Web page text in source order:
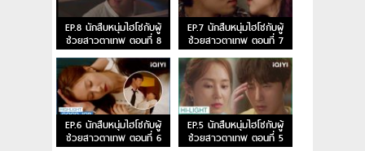
EP.8 นักสืบหนุ่มไฮโซกับผู้
ช่วยสาวตาเทพ ตอนที่ 8
EP.7 นักสืบหนุ่มไฮโซกับผู้
ช่วยสาวตาเทพ ตอนที่ 7
EP.6 นักสืบหนุ่มไฮโซกับผู้
ช่วยสาวตาเทพ ตอนที่ 6
EP.5 นักสืบหนุ่มไฮโซกับผู้
ช่วยสาวตาเทพ ตอนที่ 5